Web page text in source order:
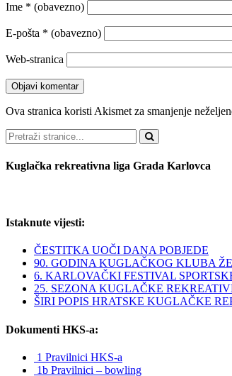
Ime * (obavezno)
E-pošta * (obavezno)
Web-stranica
Ova stranica koristi Akismet za smanjenje
Pretraži
Kuglačka rekreativna liga Grada Karlovca
Istaknute vijesti:
ČESTITKA UOČI DANA POBJEDE
90. GODINA KUGLAČKOG KLUBA
6. KARLOVAČKI FESTIVAL
25. SEZONA KUGLAČKE
ŠIRI POPIS HRATSKE KUGLAČKE
Dokumenti HKS-a:
1 Pravilnici HKS-a
1b Pravilnici – bowling